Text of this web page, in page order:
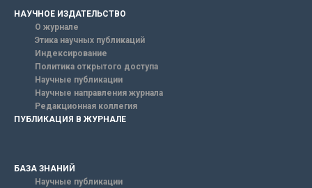
НАУЧНОЕ ИЗДАТЕЛЬСТВО
О журнале
Этика научных публикаций
Индексирование
Политика открытого доступа
Научные публикации
Научные направления журнала
Редакционная коллегия
ПУБЛИКАЦИЯ В ЖУРНАЛЕ
БАЗА ЗНАНИЙ
Научные публикации